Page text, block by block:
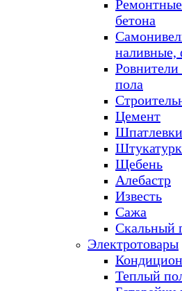
бетона
пола
Цемент
Шпатлевки
Щебень
Алебастр
Известь
Сажа
Скальный
Электротовары
Теплый